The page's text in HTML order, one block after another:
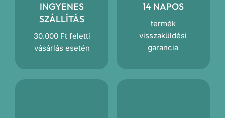
INGYENES
SZÁLLÍTÁS
30.000 Ft feletti
vásárlás esetén
14 NAPOS
termék
visszaküldési
garancia